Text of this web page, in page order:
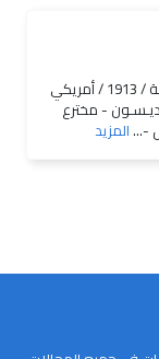
&nbsp; ــ آرثــــــر ويـن - مخترع الكلمات المتقاطـعـة / 1913 / أمريكي
اديـسـون - مخترع
المزيد